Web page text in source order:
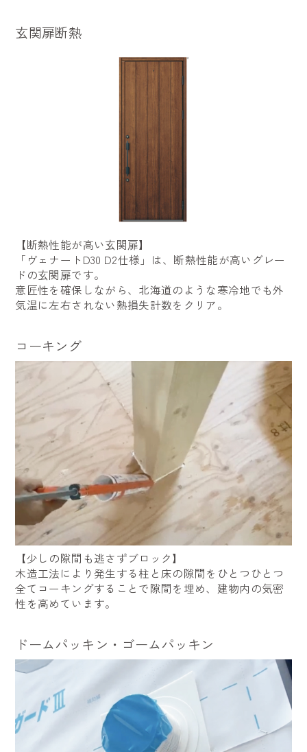
玄関扉断熱
【断熱性能が高い玄関扉】
「ヴェナートD30 D2仕様」は、断熱性能が高いグレー
ドの玄関扉です。
意匠性を確保しながら、北海道のような寒冷地でも外
気温に左右されない熱損失計数をクリア。
コーキング
【少しの隙間も逃さずブロック】
木造工法により発生する柱と床の隙間をひとつひとつ
全てコーキングすることで隙間を埋め、建物内の気密
性を高めています。
ドームパッキン・ゴームパッキン